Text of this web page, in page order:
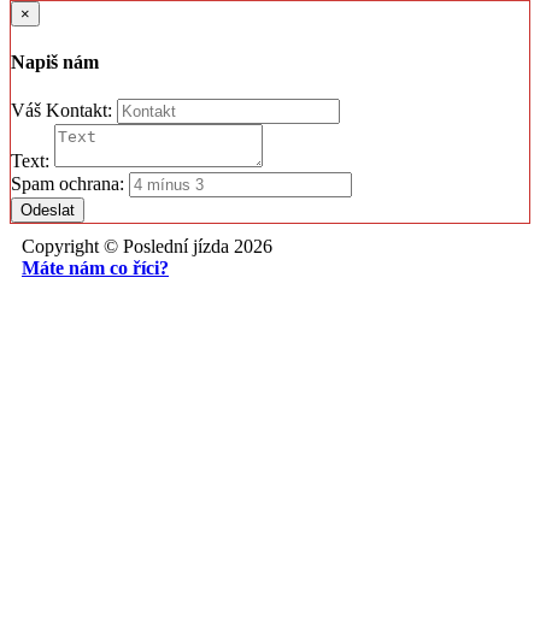
×
Napiš nám
Váš Kontakt:
Text:
Spam ochrana:
Odeslat
Copyright © Poslední jízda 2026
Máte nám co říci?